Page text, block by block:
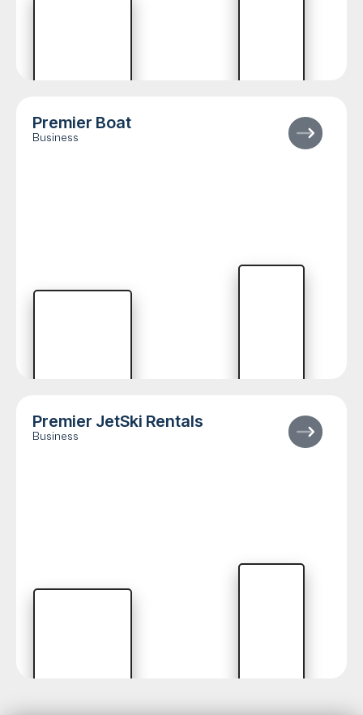
Premier Boat
Business
Premier JetSki Rentals
Business